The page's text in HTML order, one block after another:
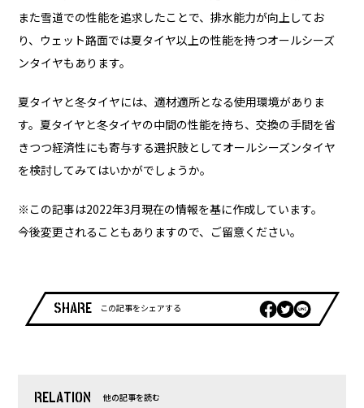
また雪道での性能を追求したことで、排水能力が向上してお
り、ウェット路面では夏タイヤ以上の性能を持つオールシーズ
ンタイヤもあります。
夏タイヤと冬タイヤには、適材適所となる使用環境がありま
す。夏タイヤと冬タイヤの中間の性能を持ち、交換の手間を省
きつつ経済性にも寄与する選択肢としてオールシーズンタイヤ
を検討してみてはいかがでしょうか。
※この記事は2022年3月現在の情報を基に作成しています。
今後変更されることもありますので、ご留意ください。
SHARE この記事をシェアする
RELATION 他の記事を読む